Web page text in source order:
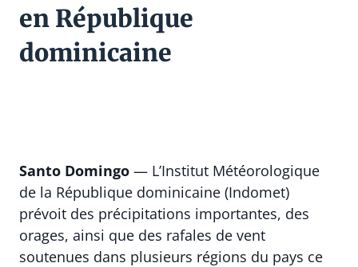
en République
dominicaine
Santo Domingo — L’Institut Météorologique
de la République dominicaine (Indomet)
prévoit des précipitations importantes, des
orages, ainsi que des rafales de vent
soutenues dans plusieurs régions du pays ce